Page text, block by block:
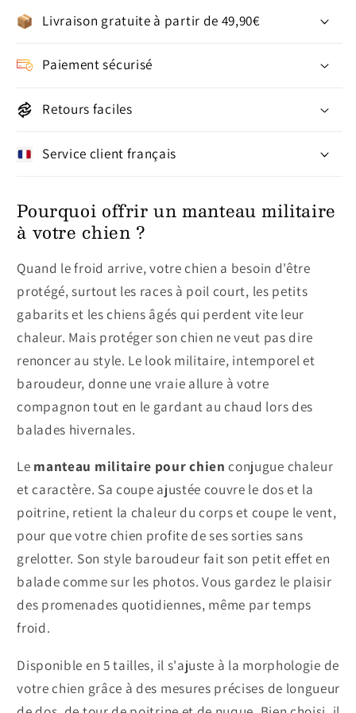
Livraison gratuite à partir de 49,90€
Paiement sécurisé
Retours faciles
Service client français
Pourquoi offrir un manteau militaire
à votre chien ?
Quand le froid arrive, votre chien a besoin d'être
protégé, surtout les races à poil court, les petits
gabarits et les chiens âgés qui perdent vite leur
chaleur. Mais protéger son chien ne veut pas dire
renoncer au style. Le look militaire, intemporel et
baroudeur, donne une vraie allure à votre
compagnon tout en le gardant au chaud lors des
balades hivernales.
Le manteau militaire pour chien conjugue chaleur
et caractère. Sa coupe ajustée couvre le dos et la
poitrine, retient la chaleur du corps et coupe le vent,
pour que votre chien profite de ses sorties sans
grelotter. Son style baroudeur fait son petit effet en
balade comme sur les photos. Vous gardez le plaisir
des promenades quotidiennes, même par temps
froid.
Disponible en 5 tailles, il s'ajuste à la morphologie de
votre chien grâce à des mesures précises de longueur